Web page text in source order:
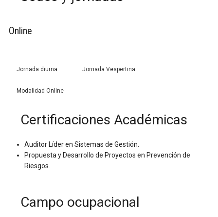
Online
Jornada diurna Jornada Vespertina
Modalidad Online
Certificaciones Académicas
Auditor Líder en Sistemas de Gestión.
Propuesta y Desarrollo de Proyectos en Prevención de
Riesgos.
Campo ocupacional